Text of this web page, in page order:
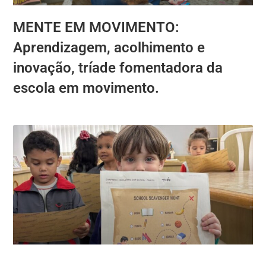
MENTE EM MOVIMENTO:
Aprendizagem, acolhimento e
inovação, tríade fomentadora da
escola em movimento.